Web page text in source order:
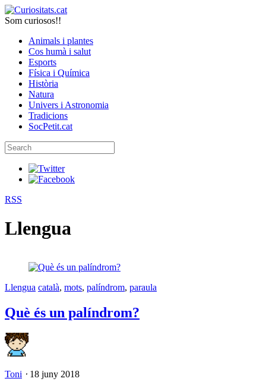
Som curiosos!!
Animals i plantes
Cos humà i salut
Esports
Física i Química
Història
Natura
Univers i Astronomia
Tradicions
SocPetit.cat
RSS
Llengua
Llengua català, mots, palíndrom, paraula
Què és un palíndrom?
Toni ⋅ 18 juny 2018